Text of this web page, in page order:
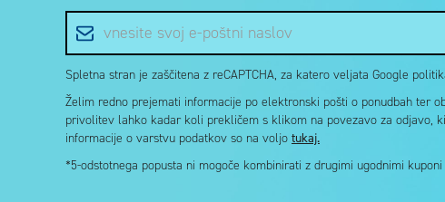
Spletna stran je zaščitena z reCAPTCHA, za katero veljata Google
Želim redno prejemati informacije po elektronski pošti o ponudbah ter
privolitev lahko kadar koli prekličem s klikom na povezavo za odjavo,
informacije o varstvu podatkov so na voljo tukaj.
*5-odstotnega popusta ni mogoče kombinirati z drugimi ugodnimi